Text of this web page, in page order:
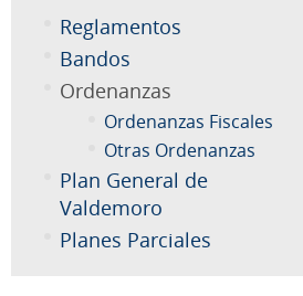
Reglamentos
Bandos
Ordenanzas
Ordenanzas Fiscales
Otras Ordenanzas
Plan General de
Valdemoro
Planes Parciales